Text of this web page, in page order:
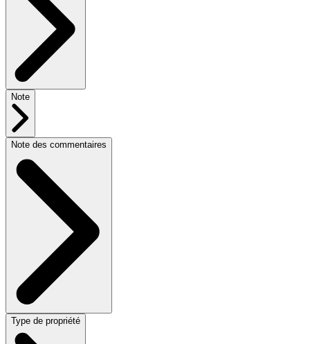
Note
Note des commentaires
Type de propriété